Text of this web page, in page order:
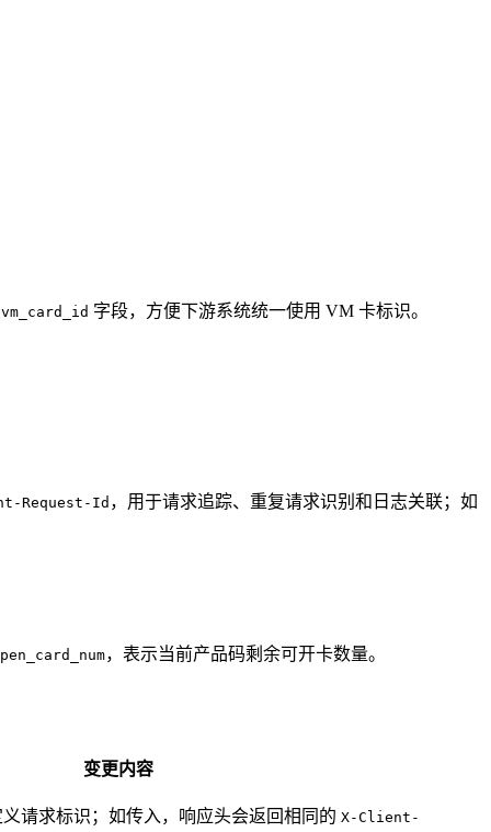
vm_card_id 字段，方便下游系统统一使用 VM 卡标识。
Request-Id ，用于请求追踪、重复请求识别和日志关联；如
，表示当前产品码剩余可开卡数量。
变更内容
请求标识；如传入，响应头会返回相同的 X-Client-